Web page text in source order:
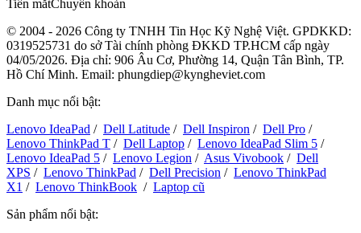
Tiền mătChuyển khoản
© 2004 - 2026 Công ty TNHH Tin Học Kỹ Nghệ Việt. GPDKKD:
0319525731 do sở Tài chính phòng ĐKKD TP.HCM cấp ngày
04/05/2026. Địa chỉ: 906 Âu Cơ, Phường 14, Quận Tân Bình, TP.
Hồ Chí Minh. Email: phungdiep@kyngheviet.com
Danh mục nổi bật:
Lenovo IdeaPad / Dell Latitude / Dell Inspiron / Dell Pro /
Lenovo ThinkPad T / Dell Laptop / Lenovo IdeaPad Slim 5 /
Lenovo IdeaPad 5 / Lenovo Legion / Asus Vivobook / Dell
XPS / Lenovo ThinkPad / Dell Precision / Lenovo ThinkPad
X1 / Lenovo ThinkBook / Laptop cũ
Sản phẩm nổi bật: